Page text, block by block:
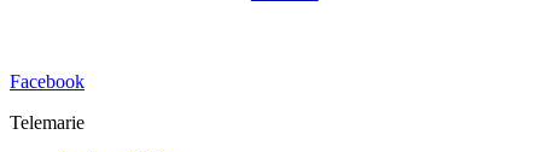
Facebook
Telemarie